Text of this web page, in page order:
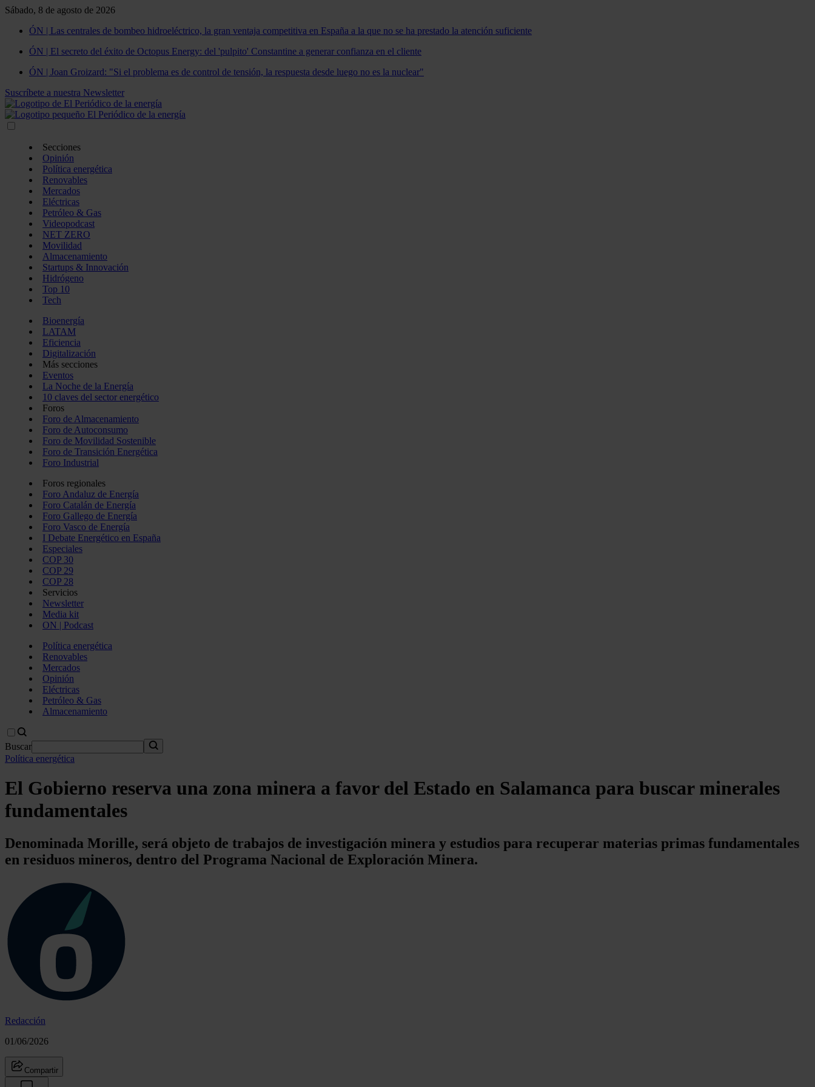
Sábado, 8 de agosto de 2026
ÓN | Las centrales de bombeo hidroeléctrico, la gran ventaja competitiva en España a la que no se ha prestado la atención suficiente
ÓN | El secreto del éxito de Octopus Energy: del 'pulpito' Constantine a generar confianza en el cliente
ÓN | Joan Groizard: "Si el problema es de control de tensión, la respuesta desde luego no es la nuclear"
Suscríbete a nuestra Newsletter
Secciones
Opinión
Política energética
Renovables
Mercados
Eléctricas
Petróleo & Gas
Videopodcast
NET ZERO
Movilidad
Almacenamiento
Startups & Innovación
Hidrógeno
Top 10
Tech
Bioenergía
LATAM
Eficiencia
Digitalización
Más secciones
Eventos
La Noche de la Energía
10 claves del sector energético
Foros
Foro de Almacenamiento
Foro de Autoconsumo
Foro de Movilidad Sostenible
Foro de Transición Energética
Foro Industrial
Foros regionales
Foro Andaluz de Energía
Foro Catalán de Energía
Foro Gallego de Energía
Foro Vasco de Energía
I Debate Energético en España
Especiales
COP 30
COP 29
COP 28
Servicios
Newsletter
Media kit
ON | Podcast
Política energética
Renovables
Mercados
Opinión
Eléctricas
Petróleo & Gas
Almacenamiento
Buscar
Política energética
El Gobierno reserva una zona minera a favor del Estado en Salamanca para buscar minerales
fundamentales
Denominada Morille, será objeto de trabajos de investigación minera y estudios para recuperar materias primas fundamentales
en residuos mineros, dentro del Programa Nacional de Exploración Minera.
Redacción
01/06/2026
Compartir